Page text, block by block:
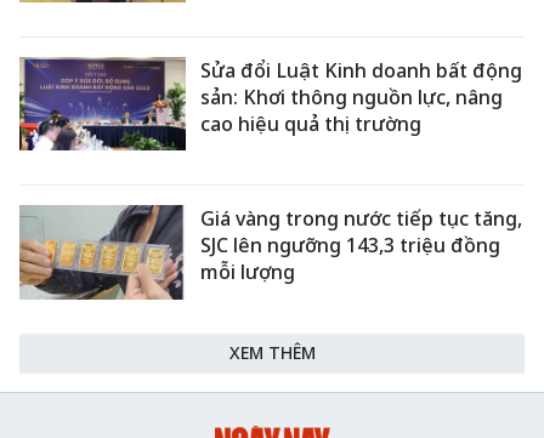
Sửa đổi Luật Kinh doanh bất động
sản: Khơi thông nguồn lực, nâng
cao hiệu quả thị trường
Giá vàng trong nước tiếp tục tăng,
SJC lên ngưỡng 143,3 triệu đồng
mỗi lượng
XEM THÊM